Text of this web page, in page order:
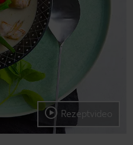
Rezeptvideo